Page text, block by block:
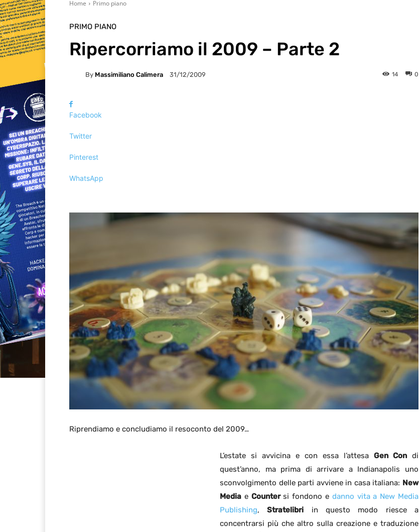
Home Primo piano
PRIMO PIANO
Ripercorriamo il 2009 – Parte 2
By Massimiliano Calimera 31/12/2009 0
14
Facebook
Twitter
Pinterest
WhatsApp
Riprendiamo e concludiamo il resoconto del 2009…
L’estate si avvicina e con essa l’attesa Gen Con di
quest’anno, ma prima di arrivare a Indianapolis uno
sconvolgimento delle parti avviene in casa italiana: New
Media e Countersi fondono e danno vita a New Media
Publishing,Stratelibri in questo modo riesce a
concentrarsi più che altro sulla creazione e traduzione